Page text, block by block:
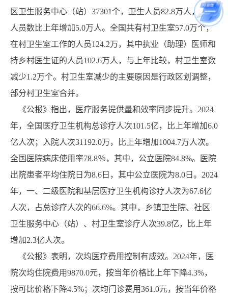
区卫生服务中心（站）37301个，卫生人员82.8万人，卫生
人员数比上年增加5.0万人。全国共有村卫生室57.0万个，
在村卫生室工作的人员124.2万，其中执业（助理）医师和
持乡村医生证的人员102.6万人，与上年比较，村卫生室数
减少1.2万个。村卫生室减少的主要原因是行政区划调整，
部分村卫生室合并。
《公报》指出，医疗服务提供量和效率同步提升。2024
年，全国医疗卫生机构总诊疗人次101.5亿，比上年增加6.0
亿人次；入院人次31192.0万，比上年增加1004.7万人次。
全国医院病床使用率78.8％，其中，公立医院84.8%。医院
出院患者平均住院日为8.6日，其中公立医院为8.0日。2024
年，一、二级医院和基层医疗卫生机构诊疗人次为67.6亿
人次，占总诊疗人次的66.6%。其中，乡镇卫生院、社区
卫生服务中心（站）、村卫生室诊疗人次39.8亿，比上年
增加2.3亿人次。
《公报》表明，次均医疗费用控制有成效。2024年，医
院次均住院费用9870.0元，按当年价格比上年下降4.3%，
按可比价格下降4.5%；次均门诊费用361.0元，按当年价格